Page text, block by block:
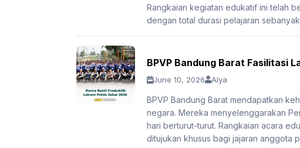
Rangkaian kegiatan edukatif ini telah
dengan total durasi pelajaran
BPVP Bandung Barat Fasilitasi
June 10, 2026 Alya
BPVP Bandung Barat mendapatkan
negara. Mereka menyelenggarakan
hari berturut-turut. Rangkaian acara
ditujukan khusus bagi jajaran anggota